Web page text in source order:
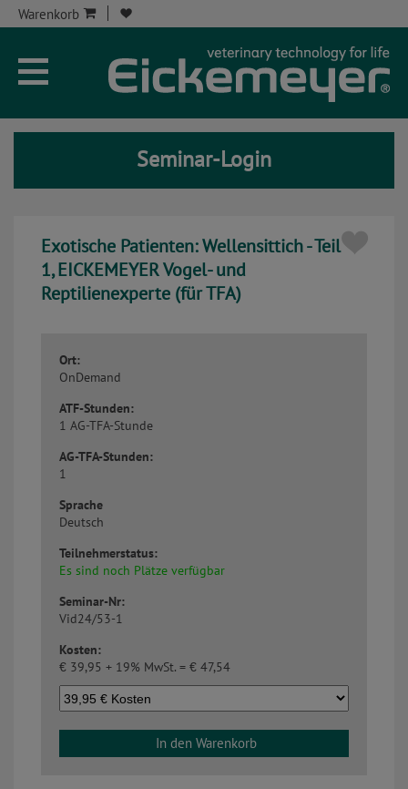
Warenkorb
Seminar-Login
Exotische Patienten: Wellensittich - Teil
1, EICKEMEYER Vogel- und
Reptilienexperte (für TFA)
Ort:
OnDemand
ATF-Stunden:
1 AG-TFA-Stunde
AG-TFA-Stunden:
1
Sprache
Deutsch
Teilnehmerstatus:
Es sind noch Plätze verfügbar
Seminar-Nr:
Vid24/53-1
Kosten:
€ 39,95 + 19% MwSt. = € 47,54
In den Warenkorb
Unternehmen
Aktuelles
Onlineshop